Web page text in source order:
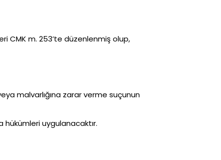
CMK m. 253’te düzenlenmiş olup,
malvarlığına zarar verme suçunun
hükümleri uygulanacaktır.